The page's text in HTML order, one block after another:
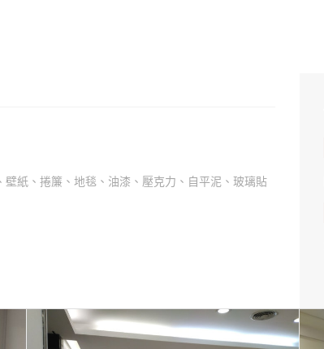
紙、捲簾、地毯、油漆、壓克力、自平泥、玻璃貼